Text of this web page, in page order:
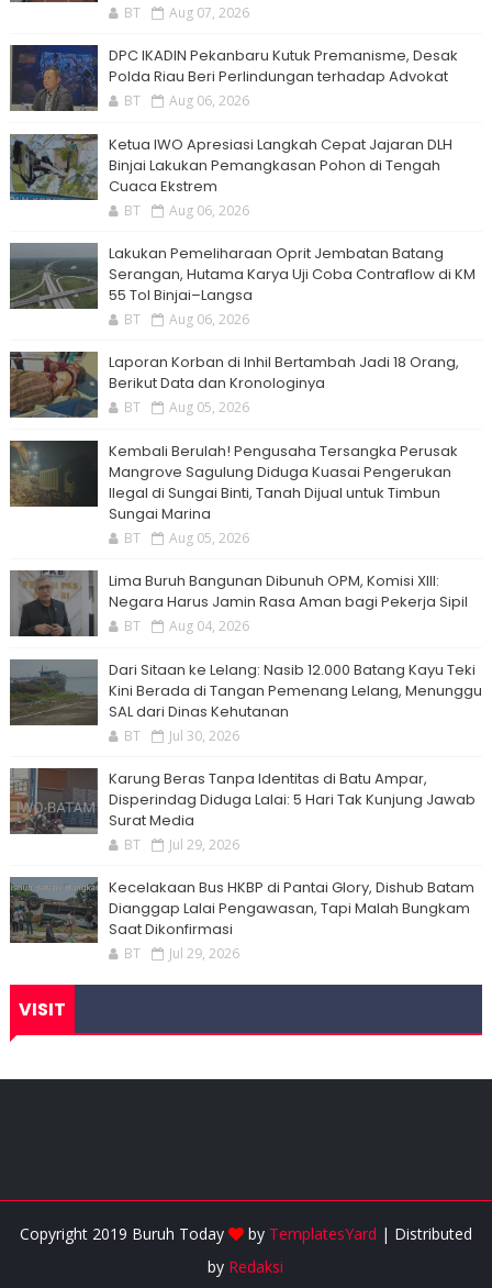
BT Aug 07, 2026
DPC IKADIN Pekanbaru Kutuk Premanisme, Desak
Polda Riau Beri Perlindungan terhadap Advokat
BT Aug 06, 2026
Ketua IWO Apresiasi Langkah Cepat Jajaran DLH
Binjai Lakukan Pemangkasan Pohon di Tengah
Cuaca Ekstrem
BT Aug 06, 2026
Lakukan Pemeliharaan Oprit Jembatan Batang
Serangan, Hutama Karya Uji Coba Contraflow di KM
55 Tol Binjai–Langsa
BT Aug 06, 2026
Laporan Korban di Inhil Bertambah Jadi 18 Orang,
Berikut Data dan Kronologinya
BT Aug 05, 2026
Kembali Berulah! Pengusaha Tersangka Perusak
Mangrove Sagulung Diduga Kuasai Pengerukan
Ilegal di Sungai Binti, Tanah Dijual untuk Timbun
Sungai Marina
BT Aug 05, 2026
Lima Buruh Bangunan Dibunuh OPM, Komisi XIII:
Negara Harus Jamin Rasa Aman bagi Pekerja Sipil
BT Aug 04, 2026
Dari Sitaan ke Lelang: Nasib 12.000 Batang Kayu Teki
Kini Berada di Tangan Pemenang Lelang, Menunggu
SAL dari Dinas Kehutanan
BT Jul 30, 2026
Karung Beras Tanpa Identitas di Batu Ampar,
Disperindag Diduga Lalai: 5 Hari Tak Kunjung Jawab
Surat Media
BT Jul 29, 2026
Kecelakaan Bus HKBP di Pantai Glory, Dishub Batam
Dianggap Lalai Pengawasan, Tapi Malah Bungkam
Saat Dikonfirmasi
BT Jul 29, 2026
VISIT
Copyright 2019 Buruh Today by TemplatesYard | Distributed
by Redaksi